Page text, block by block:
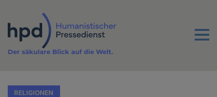
Inhalt
Menu
Der säkulare Blick auf die Welt.
RELIGIONEN